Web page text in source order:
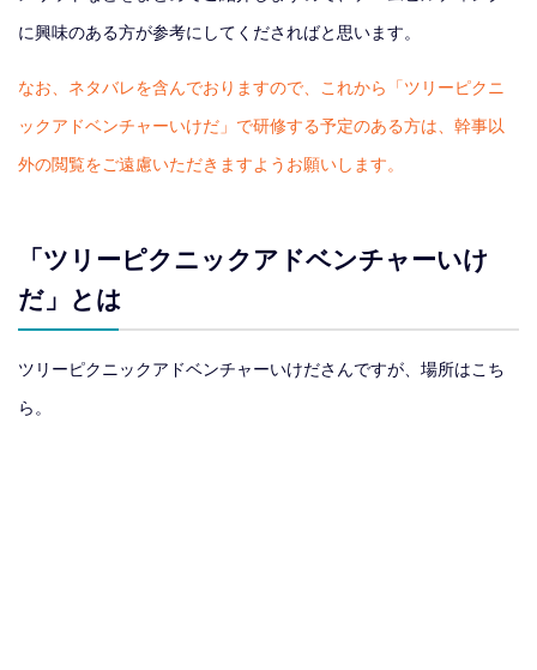
に興味のある方が参考にしてくださればと思います。
なお、ネタバレを含んでおりますので、これから「ツリーピクニ
ックアドベンチャーいけだ」で研修する予定のある方は、幹事以
外の閲覧をご遠慮いただきますようお願いします。
「ツリーピクニックアドベンチャーいけ
だ」とは
ツリーピクニックアドベンチャーいけださんですが、場所はこち
ら。